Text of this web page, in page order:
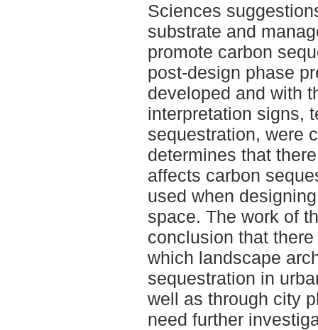
Sciences
substrate and
promote carbon
post-design phase
developed and with
interpretation signs,
sequestration, were
determines that
affects carbon
used when
space. The work of
conclusion that
which landscape
sequestration in
well as through city
need further